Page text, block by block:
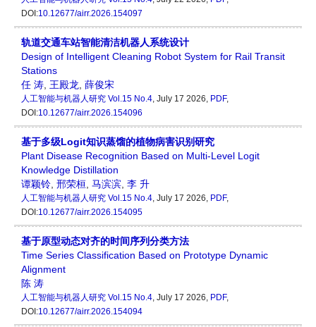
DOI:10.12677/airr.2026.154097
轨道交通车站智能清洁机器人系统设计
Design of Intelligent Cleaning Robot System for Rail Transit
Stations
任 涛 王殿龙 薛俊宋
人工智能与机器人研究 Vol.15 No.4, July 17 2026, PDF,
DOI:10.12677/airr.2026.154096
基于多级Logit知识蒸馏的植物病害识别研究
Plant Disease Recognition Based on Multi-Level Logit
Knowledge Distillation
谭颖铃 邢荣桓 马滨滨 李 升
人工智能与机器人研究 Vol.15 No.4, July 17 2026, PDF,
DOI:10.12677/airr.2026.154095
基于原型动态对齐的时间序列分类方法
Time Series Classification Based on Prototype Dynamic
Alignment
陈 涛
人工智能与机器人研究 Vol.15 No.4, July 17 2026, PDF,
DOI:10.12677/airr.2026.154094